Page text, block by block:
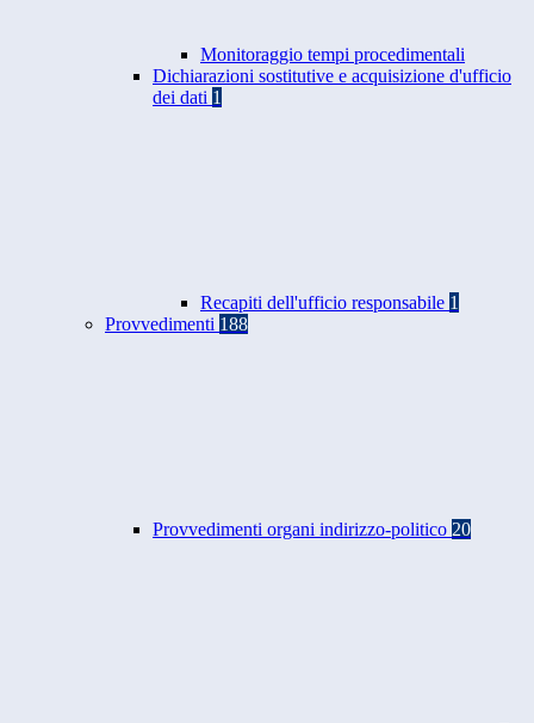
Monitoraggio tempi procedimentali
Dichiarazioni sostitutive e acquisizione d'ufficio
dei dati 1
Recapiti dell'ufficio responsabile 1
Provvedimenti 188
Provvedimenti organi indirizzo-politico 20